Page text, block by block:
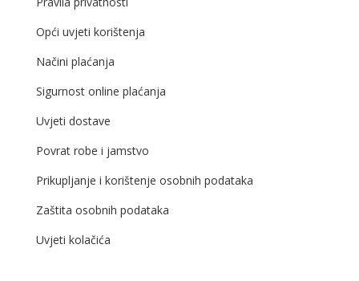
Opći uvjeti korištenja
Načini plaćanja
Sigurnost online plaćanja
Uvjeti dostave
Povrat robe i jamstvo
Prikupljanje i korištenje osobnih podataka
Zaštita osobnih podataka
Uvjeti kolačića